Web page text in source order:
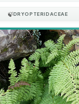
🍃DRYOPTERIDACEAE